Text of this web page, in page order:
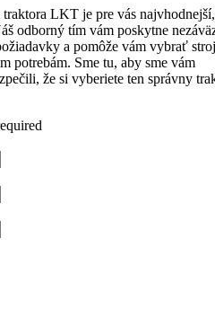
LKT je pre vás najvhodnejší,
odborný tím vám poskytne
a pomôže vám vybrať
potrebám. Sme tu, aby sme vám
že si vyberiete ten správny